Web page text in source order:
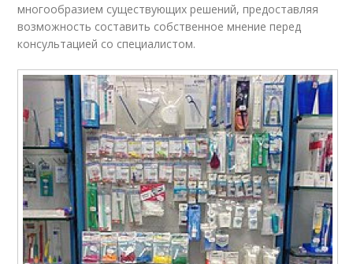
многообразием существующих решений, предоставляя
возможность составить собственное мнение перед
консультацией со специалистом.